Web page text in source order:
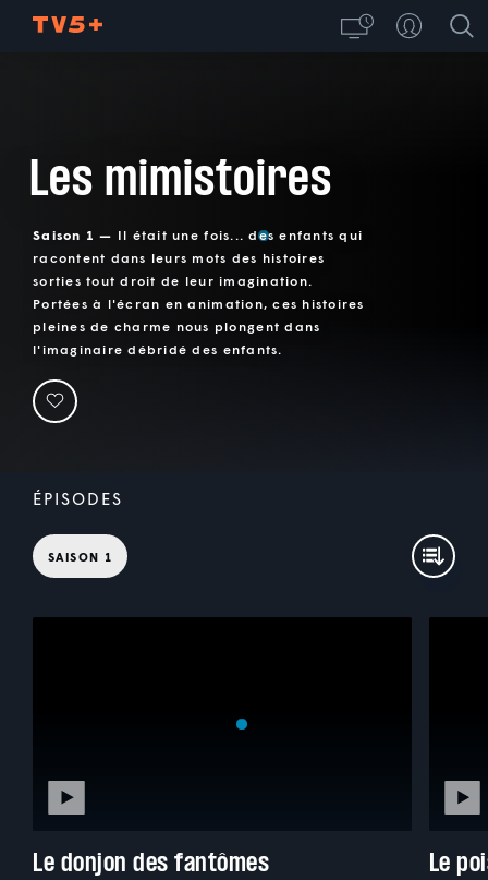
Les mimistoires
Saison 1 — Il était une fois... des enfants qui
racontent dans leurs mots des histoires
sorties tout droit de leur imagination.
Portées à l'écran en animation, ces histoires
pleines de charme nous plongent dans
l'imaginaire débridé des enfants.
ÉPISODES
SAISON 1
Le donjon des fantômes Le